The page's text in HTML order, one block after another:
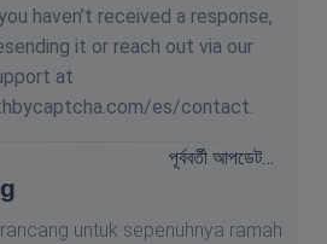
haven’t received a response,
it or reach out via our
at
es/contact.
পূর্ববর্তী আপডেট…
untuk sepenuhnya ramah